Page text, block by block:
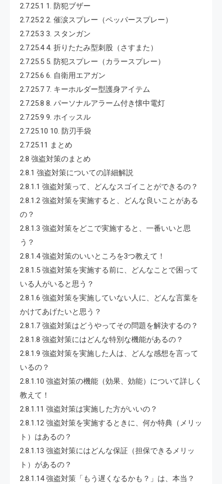
2.7.25.1 1. 防犯ブザー
2.7.25.2 2. 催涙スプレー（ペッパースプレー）
2.7.25.3 3. スタンガン
2.7.25.4 4. 折りたたみ型刺股（さすまた）
2.7.25.5 5. 防犯スプレー（カラースプレー）
2.7.25.6 6. 自衛用エアガン
2.7.25.7 7. キーホルダー型護身アイテム
2.7.25.8 8. パーソナルアラーム付き懐中電灯
2.7.25.9 9. ホイッスル
2.7.25.10 10. 防刃手袋
2.7.25.11 まとめ
2.8 強盗対策のまとめ
2.8.1 強盗対策についての詳細解説
2.8.1.1 強盗対策って、どんなスゴイことができるの？
2.8.1.2 強盗対策を実施すると、どんな良いことがある
の？
2.8.1.3 強盗対策をどこで実施すると、一番いいと思
う？
2.8.1.4 強盗対策のいいところを3つ教えて！
2.8.1.5 強盗対策を実施する前に、どんなことで困って
いる人がいると思う？
2.8.1.6 強盗対策を実施していない人に、どんな言葉を
かけてあげたいと思う？
2.8.1.7 強盗対策はどうやってその問題を解決するの？
2.8.1.8 強盗対策にはどんな特別な機能があるの？
2.8.1.9 強盗対策を実施した人は、どんな感想を言って
いるの？
2.8.1.10 強盗対策の機能（効果、効能）について詳しく
教えて！
2.8.1.11 強盗対策は実施した方がいいの？
2.8.1.12 強盗対策を実施するときに、何か特典（メリッ
ト）はあるの？
2.8.1.13 強盗対策にはどんな保証（担保できるメリッ
ト）があるの？
2.8.1.14 強盗対策「もう遅くなるかも？」は、本当？